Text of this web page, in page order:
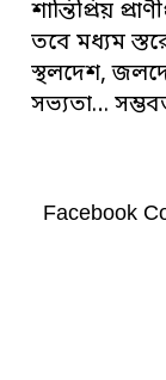
শান্তিপ্রিয়
তবে মধ্যম
স্থলদেশ,
সভ্যতা…
Facebook